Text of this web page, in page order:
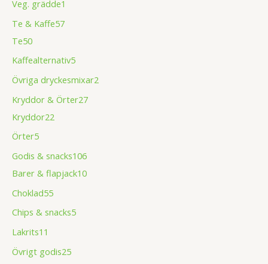
Veg. grädde1
Te & Kaffe57
Te50
Kaffealternativ5
Övriga dryckesmixar2
Kryddor & Örter27
Kryddor22
Örter5
Godis & snacks106
Barer & flapjack10
Choklad55
Chips & snacks5
Lakrits11
Övrigt godis25